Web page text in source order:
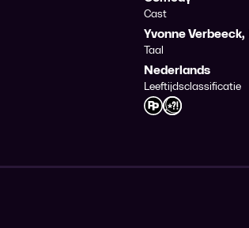
Cast
Yvonne Verbeeck,
Taal
Nederlands
Leeftijdsclassificatie